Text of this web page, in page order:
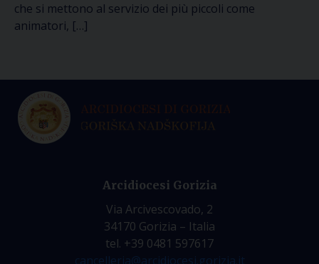
che si mettono al servizio dei più piccoli come
animatori, […]
Arcidiocesi Gorizia
Via Arcivescovado, 2
34170 Gorizia – Italia
tel. +39 0481 597617
cancelleria@arcidiocesi.gorizia.it